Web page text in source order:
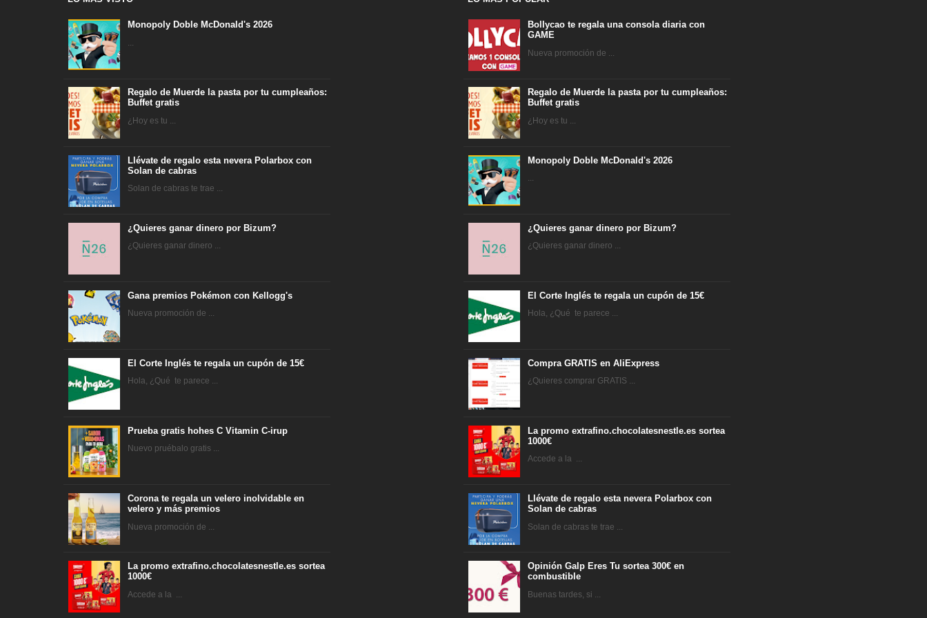
Monopoly Doble McDonald's 2026
...
Regalo de Muerde la pasta por tu cumpleaños:
Buffet gratis
¿Hoy es tu ...
Llévate de regalo esta nevera Polarbox con
Solan de cabras
Solan de cabras te trae ...
¿Quieres ganar dinero por Bizum?
¿Quieres ganar dinero ...
Gana premios Pokémon con Kellogg's
Nueva promoción de ...
El Corte Inglés te regala un cupón de 15€
Hola, ¿Qué te parece ...
Prueba gratis hohes C Vitamin C-irup
Nuevo pruébalo gratis ...
Corona te regala un velero inolvidable en
velero y más premios
Nueva promoción de ...
La promo extrafino.chocolatesnestle.es sortea
1000€
Accede a la ...
Bollycao te regala una consola diaria con
GAME
Nueva promoción de ...
Regalo de Muerde la pasta por tu cumpleaños:
Buffet gratis
¿Hoy es tu ...
Monopoly Doble McDonald's 2026
...
¿Quieres ganar dinero por Bizum?
¿Quieres ganar dinero ...
El Corte Inglés te regala un cupón de 15€
Hola, ¿Qué te parece ...
Compra GRATIS en AliExpress
¿Quieres comprar GRATIS ...
La promo extrafino.chocolatesnestle.es sortea
1000€
Accede a la ...
Llévate de regalo esta nevera Polarbox con
Solan de cabras
Solan de cabras te trae ...
Opinión Galp Eres Tu sortea 300€ en
combustible
Buenas tardes, si ...